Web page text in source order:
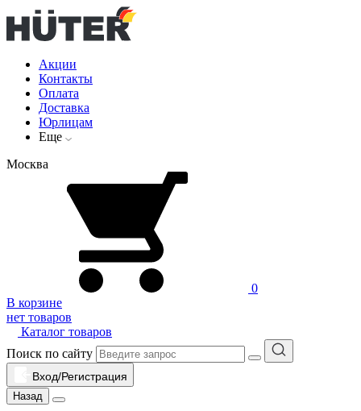
Акции
Контакты
Оплата
Доставка
Юрлицам
Еще
Москва
0
В корзине
нет товаров
Каталог товаров
Поиск по сайту
Вход/Регистрация
Назад